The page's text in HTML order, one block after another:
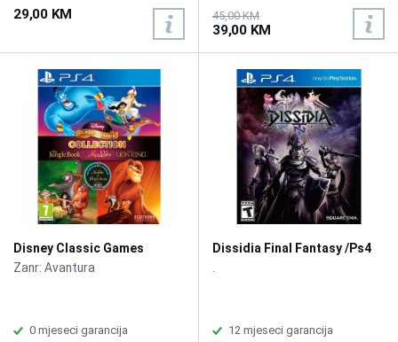
29,00 KM 45,00 KM
39,00 KM
Disney Classic Games
Collection: The Jungle
Zanr: Avantura
0 mjeseci garancija
Dissidia Final Fantasy /Ps4
12 mjeseci garancija